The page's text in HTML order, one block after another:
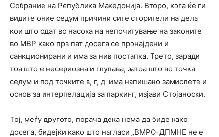
Собрание на Република Македонија. Второ, кога ќе ги
видите оние седум причини сите сторители на дела
кои што одат во насока на непочитување на законите
во МВР како прв пат досега се пронајдени и
санкционирани и има за нив постапка. Трето, заради
тоа што е несериозна и глупава, затоа што во точка
седум и под точките в, г, д има напишано замислете и
основ за интерпелација за паркинг, изјави Стојаноски.
Тој, меѓу другото, порача дека нема да биде како
досега, бидејќи како што нагласи „ВМРО-ДПМНЕ не е